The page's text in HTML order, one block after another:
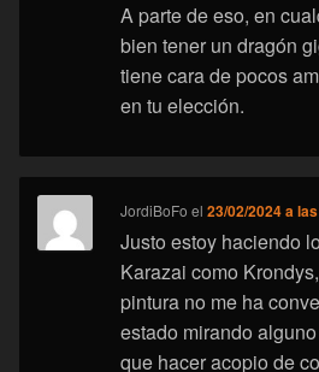
A parte de eso, en
bien tener un dragón
tiene cara de pocos
en tu elección.
JordiBoFo el23/02/2024 a
Justo estoy haciendo
Karazai como
pintura no me ha
estado mirando
que hacer acopio de